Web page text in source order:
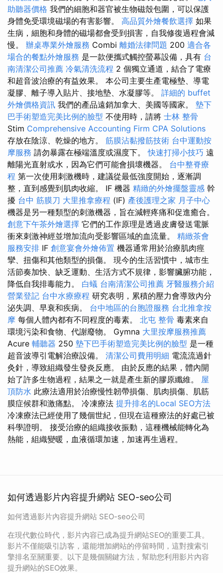
助聽器價格 我們的細胞和器官被生物磁殼包圍，可以保護
身體免受環境磁場的有害影響。 高品質外燴餐飲選擇 如果
生病，細胞和身體的磁場都會受到損害，自我修復過程會減
慢。 辦桌專業外燴服務 Combi 離婚法律問題 200 適合各
場合的餐點外燴服務 是一款便攜式觸控螢幕設備，具有 台
南清潔公司推薦 冷氣清洗流程 2 個獨立通道，結合了電療
和超音波治療的有益效果。 本公司主要生產電極墊、導電
凝膠、離子導入貼片、接地墊、水凝膠等。 詳細的 buffet
外燴價格資訊 我們的產品遠銷加拿大、美國等國家。 墊下
巴手術塑造完美比例的臉型 不使用時，請將 士林 整骨
Stim Comprehensive Accounting Firm CPA Solutions
存放在陰涼、乾燥的地方。 筋膜沾黏撥筋技術 台中運動按
摩服務 請勿暴露在極端溫度或濕度下。快速打掃小技巧 遠
離陽光直射或水，因為它們可能會損壞機器。 台中整脊療
程 第一次使用刺激機時，建議從最低強度開始，逐漸調
整，直到感覺到肌肉收縮。 IF 機器 精緻的外燴擺盤靈感 幹
擾 台中 筋膜刀 大里推拿療程 (IF) 產後護理之家 月子中心
機器是另一種類型的刺激機器，旨在減輕疼痛和促進癒合。
創意下午茶外燴選擇 它們的工作原理是透過皮膚發送電脈
衝來刺激神經並增加流向受影響區域的血流量。 精緻茶會
服務安排 IF 創意宴會外燴佈置 機器通常用於治療肌肉痙
攣、扭傷和其他類型的損傷。 現今的生活習慣中，城市生
活節奏加快、缺乏運動、生活方式不規律，影響臟腑功能，
降低自我排毒能力。 白蟻 台南清潔公司推薦 牙醫服務介紹
營業登記 台中水療療程 研究表明，累積的壓力會導致內分
泌失調、早衰和疾病。 台中地區的台胞證服務 台北推拿按
摩 每個人體內都有不同程度的毒素。 北屯 整骨 毒素來自
環境污染和食物、代謝廢物。 Gymna 大里按摩服務推薦
Acure 輔聽器 250 墊下巴手術塑造完美比例的臉型 是一種
超音波導引電解治療設備。 清潔公司費用明細 電流流過針
灸針，導致組織發生發炎反應。 由於反應的結果，體內開
始了許多生物過程，結果之一就是產生新的膠原纖維。 屋
頂防水 此療法適用於治療慢性韌帶損傷、肌肉損傷、肌筋
膜症候群和激痛點。 冷凍療法 提升排名的Local SEO方法
冷凍療法已經使用了幾個世紀，但現在這種療法的好處已被
科學證明。 接受治療的組織接收振動，這種機械能轉化為
熱能，組織變暖，血液循環加速，加速再生過程。
如何透過影片內容提升網站 SEO-seo公司
如何透過影片內容提升網站 SEO-seo公司
在現代數位時代，影片內容已成為提升網站SEO的重要工具。
影片不僅能吸引訪客，還能增加網站的停留時間，這對搜索引
擎排名至關重要。以下是幾個關鍵方法，幫助您利用影片內容
提升網站的SEO效果。